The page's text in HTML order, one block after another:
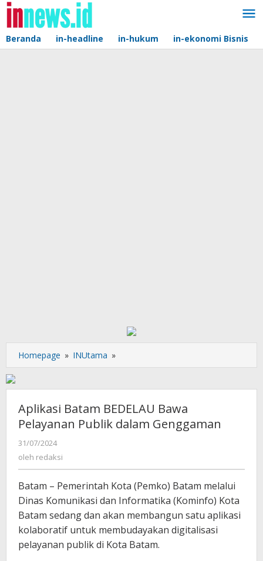
Lewati
konten
Beranda in-headline in-hukum in-ekonomi Bisnis
Homepage » INUtama »
Batam
Bawa
Pelayanan
Publik
dalam
Aplikasi Batam BEDELAU Bawa
Pelayanan Publik dalam Genggaman
31/07/2024
redaksi
oleh redaksi
Batam – Pemerintah Kota (Pemko) Batam melalui
Dinas Komunikasi dan Informatika (Kominfo) Kota
Batam sedang dan akan membangun satu aplikasi
kolaboratif untuk membudayakan digitalisasi
pelayanan publik di Kota Batam.